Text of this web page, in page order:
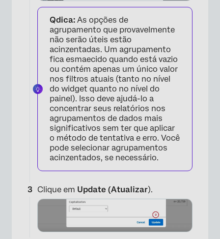
×
×
Qdica: As opções de
agrupamento que provavelmente
não serão úteis estão
acinzentadas. Um agrupamento
fica esmaecido quando está vazio
ou contém apenas um único valor
nos filtros atuais (tanto no nível
do widget quanto no nível do
painel). Isso deve ajudá-lo a
concentrar seus relatórios nos
agrupamentos de dados mais
significativos sem ter que aplicar
o método de tentativa e erro. Você
pode selecionar agrupamentos
acinzentados, se necessário.
Clique em Update (Atualizar).